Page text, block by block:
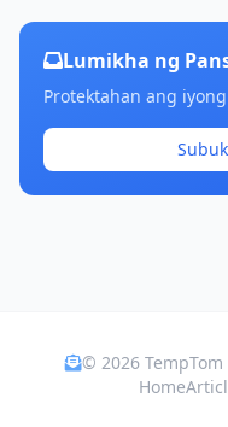
Lumikha ng
Protektahan ang
© 2026 TempTom
Home